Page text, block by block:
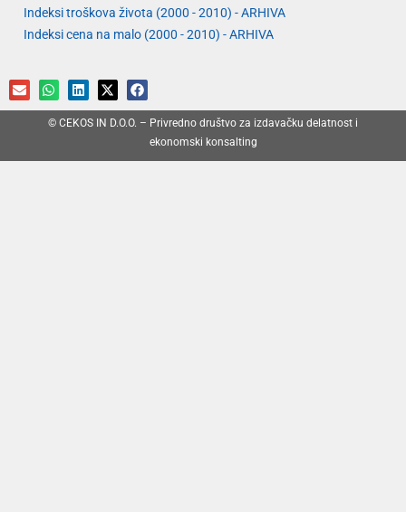
Indeksi troškova života (2000 - 2010) - ARHIVA
Indeksi cena na malo (2000 - 2010) - ARHIVA
© CEKOS IN D.O.O. – Privredno društvo za izdavačku delatnost i
ekonomski konsalting